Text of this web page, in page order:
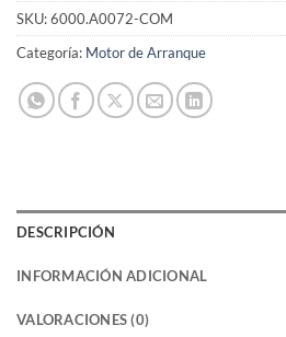
SKU:6000.A0072-COM
Categoría: Motor de Arranque
DESCRIPCIÓN
INFORMACIÓN ADICIONAL
VALORACIONES (0)